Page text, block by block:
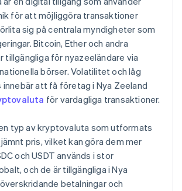
för att möjliggöra transaktioner
sig på centrala myndigheter som
Bitcoin, Ether och andra
tillgängliga för nyazeeländare via
börser. Volatilitet och låg
att få företag i Nya Zeeland
för vardagliga transaktioner.
typ av kryptovaluta som utformats
pris, vilket kan göra dem mer
och USDT används i stor
och de är tillgängliga i Nya
betalningar och